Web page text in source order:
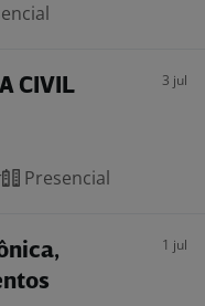
CIVIL 3 jul
Presencial
1 jul